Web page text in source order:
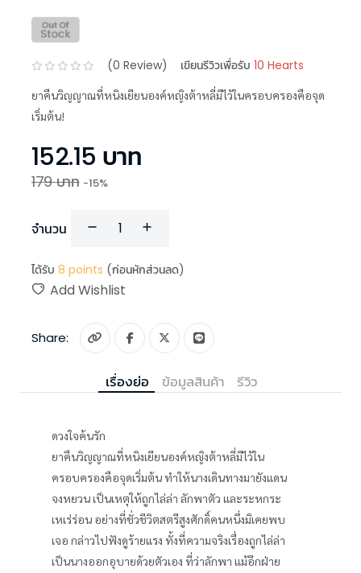
(0 Review) เขียนรีวิวเพื่อรับ 10 Hearts
ยาคืนวิญญาณที่หนิงเยียนองค์หญิงต้าหลี่มีไว้ในครอบครองคือจุด
เริ่มต้น!
152.15 บาท
179บาท -15%
จำนวน
ได้รับ 8 points (ก่อนหักส่วนลด)
Add Wishlist
Share:
เรื่องย่อ ข้อมูลสินค้า รีวิว
ดวงใจค้นรัก
ยาคืนวิญญาณที่หนิงเยียนองค์หญิงต้าหลี่มีไว้ใน
ครอบครองคือจุดเริ่มต้น ทำให้นางเดินทางมายังแดน
จงหยวน เป็นเหตุให้ถูกไล่ล่า ลักพาตัว และระหกระ
เหเร่ร่อน อย่างที่ชั่วชีวิตสตรีสูงศักดิ์คนหนึ่งมิเคยพบ
เจอ กล่าวไปฟังดูร้ายแรง ทั้งที่ความจริงเรื่องถูกไล่ล่า
เป็นนางออกอุบายด้วยตัวเอง ที่ว่าลักพา แม้อีกฝ่าย